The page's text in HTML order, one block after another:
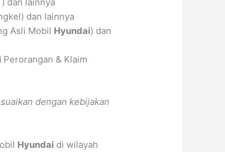
dan lainnya
Asli Mobil Hyundai) dan
Perorangan & Klaim
dengan kebijakan
Hyundai di wilayah